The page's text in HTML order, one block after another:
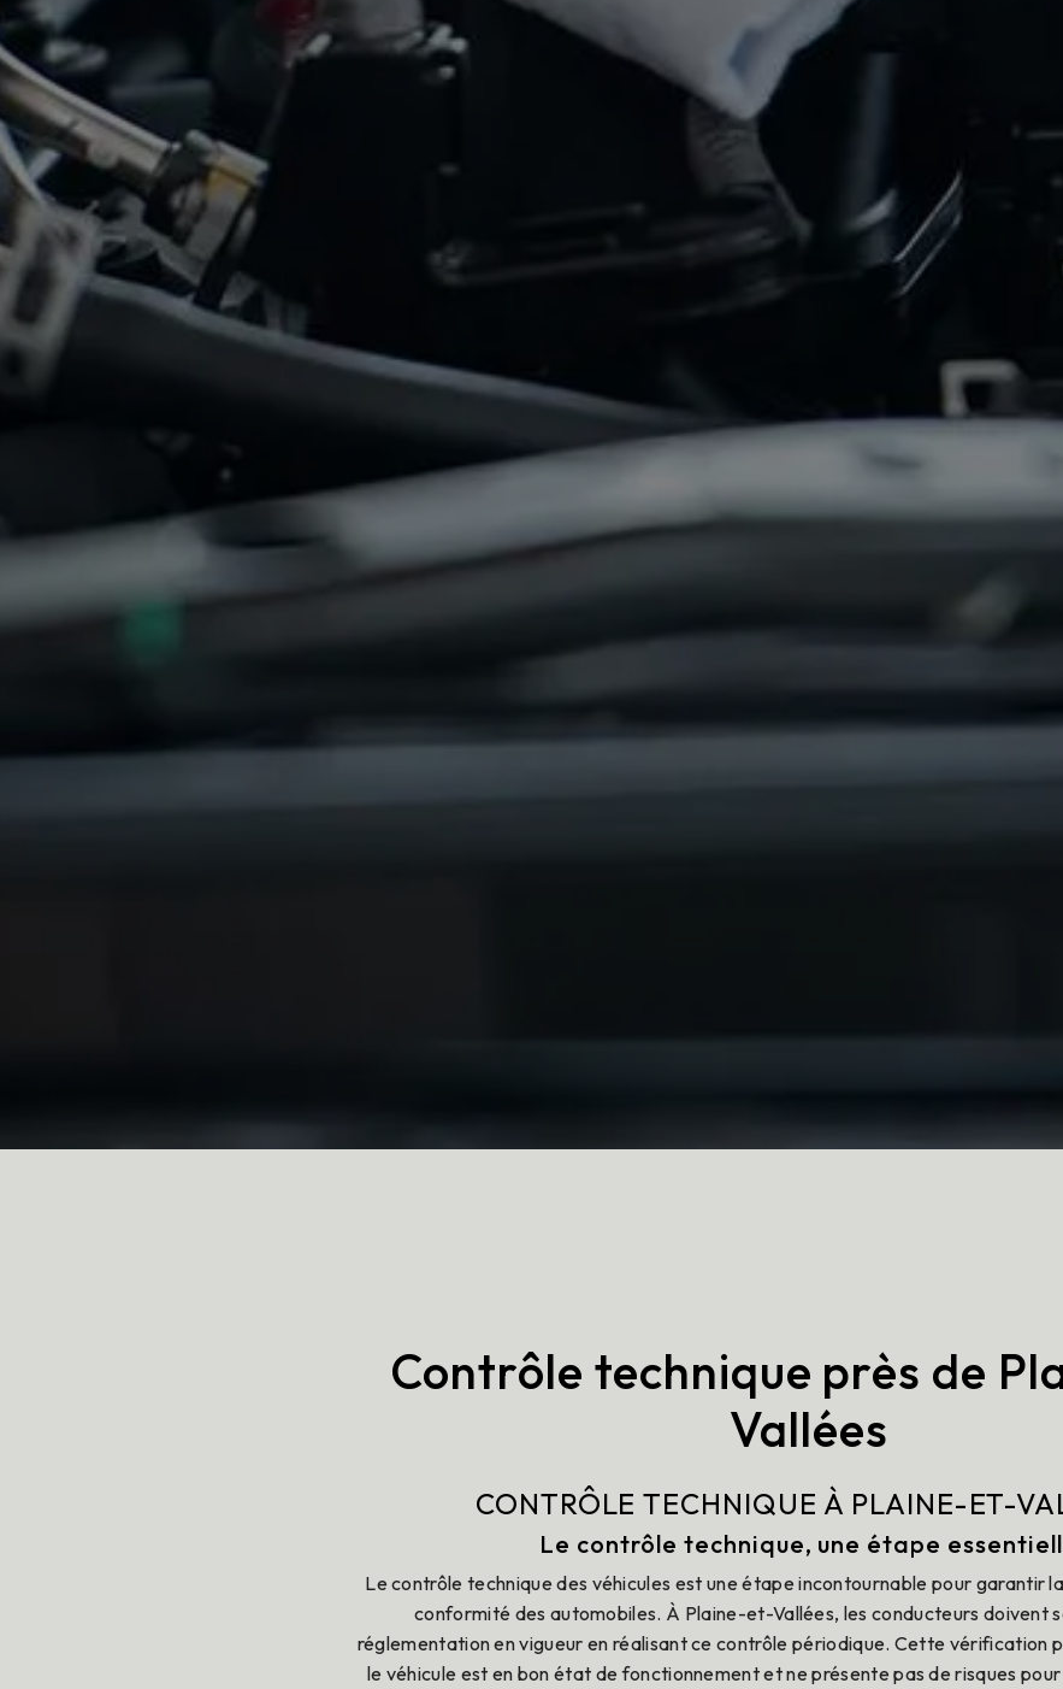
Contrôle technique près de
Vallées
CONTRÔLE TECHNIQUE À PLAINE-ET-
Le contrôle technique, une étape
Le contrôle technique des véhicules est une étape incontournable pour garantir
conformité des automobiles. À Plaine-et-Vallées, les conducteurs doivent
réglementation en vigueur en réalisant ce contrôle périodique. Cette vérification
le véhicule est en bon état de fonctionnement et ne présente pas de risques